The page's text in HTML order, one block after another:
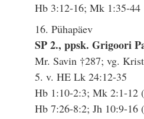
Hb 3:12-16; Mk 1:35-44
16. Pühapäev
SP 2., ppsk. Grigoori
Mr. Savin †287; vg.
5. v. HE Lk 24:12-35
Hb 1:10-2:3; Mk 2:1-12
Hb 7:26-8:2; Jh 10:9-16